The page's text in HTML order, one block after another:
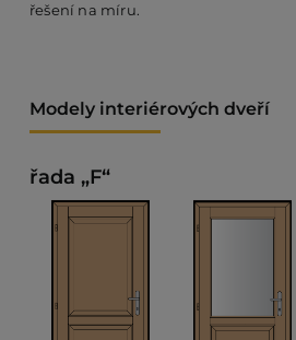
řešení na míru.
Modely interiérových dveří
řada „F“